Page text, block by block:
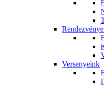
Versenyeink